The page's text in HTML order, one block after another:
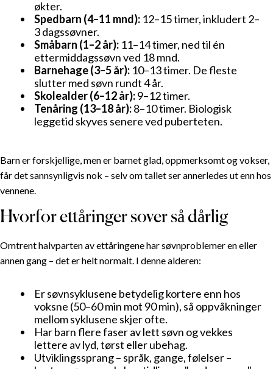
økter.
Spedbarn (4–11 mnd): 12–15 timer, inkludert 2–
3 dagssøvner.
Småbarn (1–2 år): 11–14 timer, ned til én
ettermiddagssøvn ved 18 mnd.
Barnehage (3–5 år): 10–13 timer. De fleste
slutter med søvn rundt 4 år.
Skolealder (6–12 år):9–12 timer.
Tenåring (13–18 år):8–10 timer. Biologisk
leggetid skyves senere ved puberteten.
Barn er forskjellige, men er barnet glad, oppmerksomt og vokser,
får det sannsynligvis nok – selv om tallet ser annerledes ut enn hos
vennene.
Hvorfor ettåringer sover så dårlig
Omtrent halvparten av ettåringene har søvnproblemer en eller
annen gang – det er helt normalt. I denne alderen:
Er søvnsyklusene betydelig kortere enn hos
voksne (50–60 min mot 90 min), så oppvåkninger
mellom syklusene skjer ofte.
Har barn flere faser av lett søvn og vekkes
lettere av lyd, tørst eller ubehag.
Utviklingssprang – språk, gange, følelser –